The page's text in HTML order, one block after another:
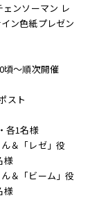
ンソーマン レ
ン色紙プレゼン
頃～順次開催
スト
各1名様
＆「レゼ」役
様
＆「ビーム」役
様